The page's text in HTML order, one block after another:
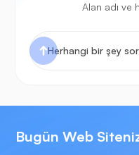
Alan adı ve
Bugün Web